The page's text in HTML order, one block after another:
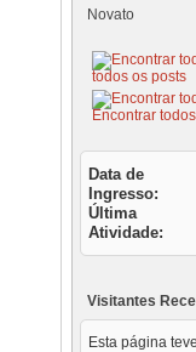
Novato
todos os posts
Encontrar
Data de
Ingresso
Última
Atividade
Visitantes
Esta página teve